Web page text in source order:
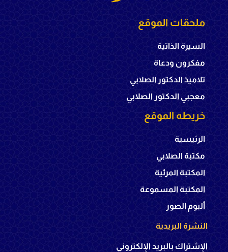
ملحقات الموقع
السيرة الذاتية
مفكرون ودعاة
تلاميذ الدكتور الصلابي
معجبي الدكتور الصلابي
خريطه الموقع
الرئيسية
مكتبة الصلابي
المكتبة المرئية
المكتبة المسموعة
ألبوم الصور
النشرة البريدية
الإشتراك بالبريد الإلكتروني